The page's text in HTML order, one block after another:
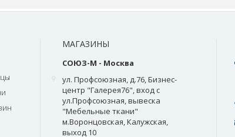
МАГАЗИНЫ
СОЮЗ-М - Москва
ул. Профсоюзная, д.76, Бизнес-
центр "Галерея76", вход с
ул.Профсоюзная, вывеска
"Мебельные ткани"
м.Воронцовская, Калужская,
выход 10